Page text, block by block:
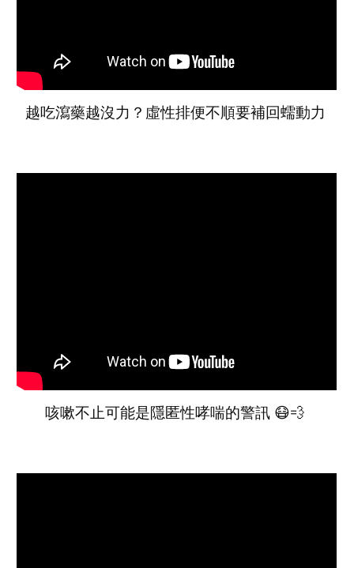
越吃瀉藥越沒力？虛性排便不順要補回蠕動力
咳嗽不止可能是隱匿性哮喘的警訊 😷💨